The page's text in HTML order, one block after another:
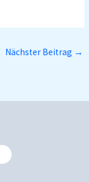
Nächster Beitrag →